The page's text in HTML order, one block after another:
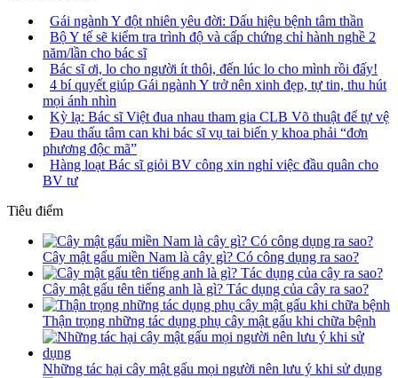
Gái ngành Y đột nhiên yêu đời: Dấu hiệu bệnh tâm thần
Bộ Y tế sẽ kiểm tra trình độ và cấp chứng chỉ hành nghề 2
năm/lần cho bác sĩ
Bác sĩ ơi, lo cho người ít thôi, đến lúc lo cho mình rồi đấy!
4 bí quyết giúp Gái ngành Y trở nên xinh đẹp, tự tin, thu hút
mọi ánh nhìn
Kỳ lạ: Bác sĩ Việt đua nhau tham gia CLB Võ thuật để tự vệ
Đau thấu tâm can khi bác sĩ vụ tai biến y khoa phải “đơn
phương độc mã”
Hàng loạt Bác sĩ giỏi BV công xin nghỉ việc đầu quân cho
BV tư
Tiêu điểm
Cây mật gấu miền Nam là cây gì? Có công dụng ra sao?
Cây mật gấu tên tiếng anh là gì? Tác dụng của cây ra sao?
Thận trọng những tác dụng phụ cây mật gấu khi chữa bệnh
Những tác hại cây mật gấu mọi người nên lưu ý khi sử dụng